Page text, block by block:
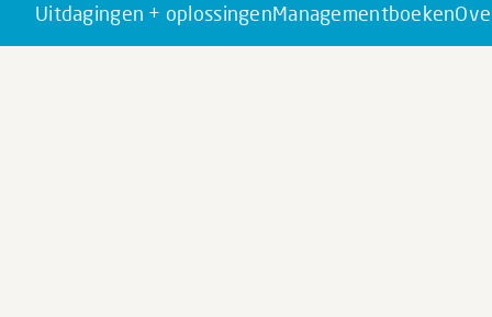
Uitdagingen + oplossingenManagementboeken